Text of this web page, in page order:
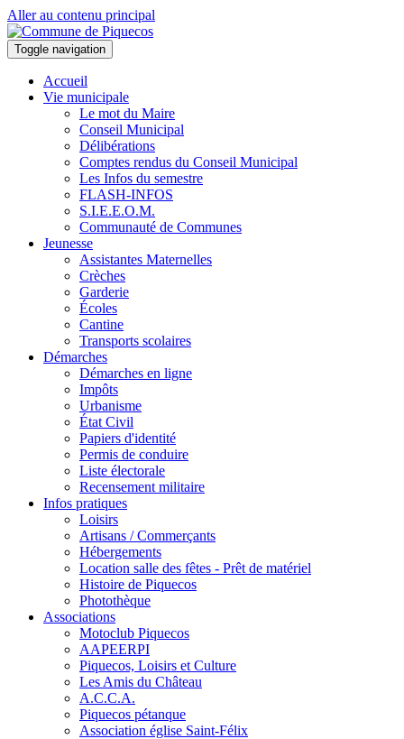
Aller au contenu principal
Toggle navigation
Accueil
Vie municipale
Le mot du Maire
Conseil Municipal
Délibérations
Comptes rendus du Conseil Municipal
Les Infos du semestre
FLASH-INFOS
S.I.E.E.O.M.
Communauté de Communes
Jeunesse
Assistantes Maternelles
Crèches
Garderie
Écoles
Cantine
Transports scolaires
Démarches
Démarches en ligne
Impôts
Urbanisme
État Civil
Papiers d'identité
Permis de conduire
Liste électorale
Recensement militaire
Infos pratiques
Loisirs
Artisans / Commerçants
Hébergements
Location salle des fêtes - Prêt de matériel
Histoire de Piquecos
Photothèque
Associations
Motoclub Piquecos
AAPEERPI
Piquecos, Loisirs et Culture
Les Amis du Château
A.C.C.A.
Piquecos pétanque
Association église Saint-Félix